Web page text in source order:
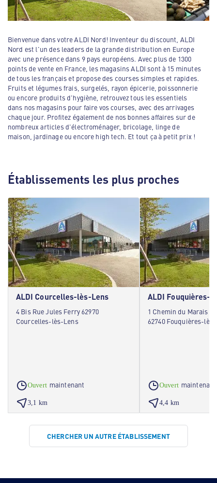
Bienvenue dans votre ALDI Nord! Inventeur du discount, ALDI
Nord est l'un des leaders de la grande distribution en Europe
avec une présence dans 9 pays européens. Avec plus de 1300
points de vente en France, les magasins ALDI sont à 15 minutes
de tous les français et propose des courses simples et rapides.
Fruits et légumes frais, surgelés, rayon épicerie, poissonnerie
ou encore produits d'hygiène, retrouvez tous les essentiels
dans nos magasins pour faire vos courses, avec des arrivages
chaque jour. Profitez également de nos bonnes affaires sur de
nombreux articles d'électroménager, bricolage, linge de
maison, jardinage ou encore high tech. Et tout ça à petit prix !
Établissements les plus proches
ALDI Courcelles-lès-Lens
4 Bis Rue Jules Ferry 62970
Courcelles-lès-Lens
Ouvert maintenant
3,1 km
ALDI Fouquières-
1 Chemin du Marais
62740 Fouquières-
Ouvert maintenant
4,4 km
CHERCHER UN AUTRE ÉTABLISSEMENT